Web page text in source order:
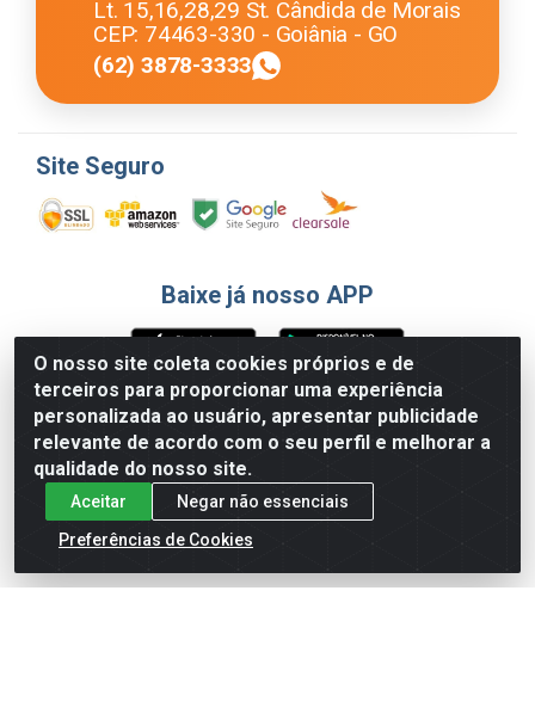
O nosso site coleta cookies próprios e de
terceiros para proporcionar uma experiência
personalizada ao usuário, apresentar publicidade
relevante de acordo com o seu perfil e melhorar a
qualidade do nosso site.
Aceitar
Negar não essenciais
Preferências de Cookies
Lt. 15,16,28,29 St. Cândida de Morais
CEP: 74463-330 - Goiânia - GO
(62) 3878-3333
Site Seguro
Baixe já nosso APP
Formas de Pagamento